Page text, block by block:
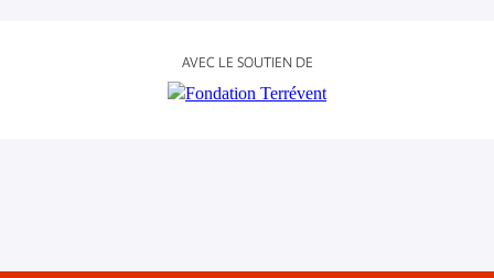
AVEC LE SOUTIEN DE